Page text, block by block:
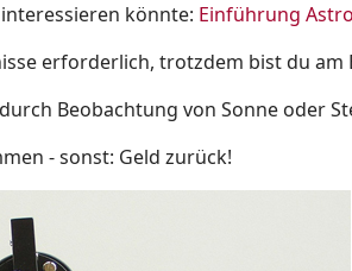
könnte: Einführung
erforderlich, trotzdem bist du am
Beobachtung von Sonne oder
- sonst: Geld zurück!